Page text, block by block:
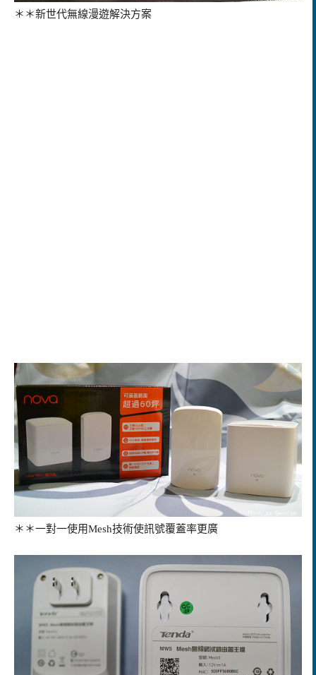
＊＊新世代無線漫遊解決方案
＊＊一對一使用Mesh技術使訊號覆蓋率更廣